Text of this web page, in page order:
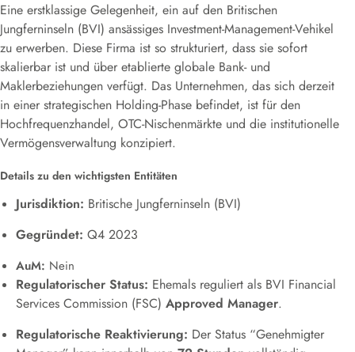
Eine erstklassige Gelegenheit, ein auf den Britischen
Jungferninseln (BVI) ansässiges Investment-Management-Vehikel
zu erwerben. Diese Firma ist so strukturiert, dass sie sofort
skalierbar ist und über etablierte globale Bank- und
Maklerbeziehungen verfügt. Das Unternehmen, das sich derzeit
in einer strategischen Holding-Phase befindet, ist für den
Hochfrequenzhandel, OTC-Nischenmärkte und die institutionelle
Vermögensverwaltung konzipiert.
Details zu den wichtigsten Entitäten
Jurisdiktion: Britische Jungferninseln (BVI)
Gegründet: Q4 2023
AuM: Nein
Regulatorischer Status: Ehemals reguliert als BVI Financial
Services Commission (FSC) Approved Manager.
Regulatorische Reaktivierung: Der Status “Genehmigter